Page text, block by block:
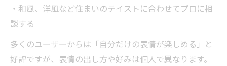
・和風、洋風など住まいのテイストに合わせてプロに相
談する
多くのユーザーからは「自分だけの表情が楽しめる」と
好評ですが、表情の出し方や好みは個人で異なります。